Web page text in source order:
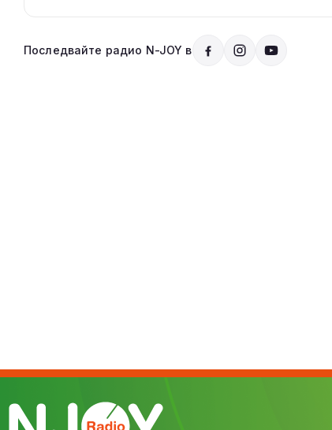
Последвайте радио N-JOY в